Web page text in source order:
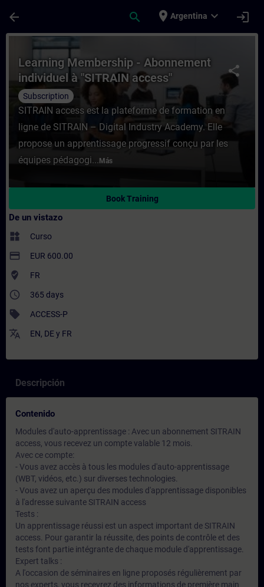
arrow_back search place Argentina expand_more login
Curso - Learning Membership -
share
Learning Membership - Abonnement
individuel à "SITRAIN access"
Subscription
SITRAIN access est la plateforme de formation en
ligne de SITRAIN – Digital Industry Academy. Elle
propose un apprentissage progressif conçu par les
équipes pédagogi... Más
Book Training
De un vistazo
widgets Curso
payment EUR 600.00
where_to_vote FR
access_time 365 days
sell ACCESS-P
translate EN, DEy FR
Descripción
Contenido
Modules d'auto-apprentissage : Avec un abonnement SITRAIN
access, vous recevez un compte valable 12 mois.
Avec ce compte:
- Vous avez accès à tous les modules d'auto-apprentissage
(WBT, vidéos, etc.) sur diverses technologies.
- Vous avez un aperçu des modules d'apprentissage disponibles
à l'adresse suivante SITRAIN access
Tests :
Un apprentissage réussi est un aspect important de SITRAIN
access. Pour garantir la réussite, des points de contrôle et des
tests font partie intégrante de chaque module d'apprentissage.
Expert talks :
A l'occasion de séminaires en ligne proposés régulièrement par
nos experts, vous recevrez des informations de première main